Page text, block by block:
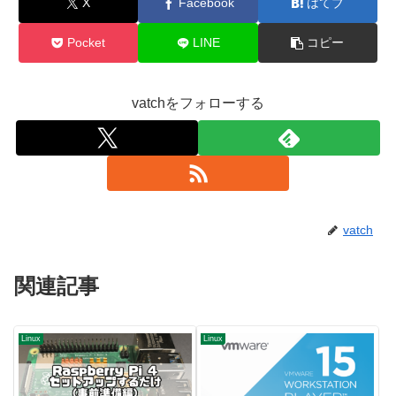
X Facebook はてブ
Pocket LINE コピー
vatchをフォローする
vatch
関連記事
Linux Linux